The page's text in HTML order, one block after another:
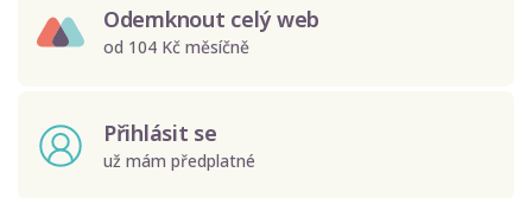
Odemknout celý web
od 104 Kč měsíčně
Přihlásit se
už mám předplatné